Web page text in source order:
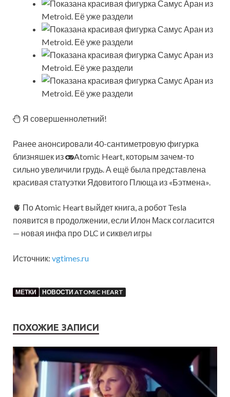
Я совершеннолетний!
Ранее анонсировали 40-сантиметровую фигурка
близняшек из
Atomic Heart, которым зачем-то
сильно увеличили грудь. А ещё была представлена
красивая статуэтки Ядовитого Плюща из «Бэтмена».
🫀 По Atomic Heart выйдет книга, а робот Tesla
появится в продолжении, если Илон Маск согласится
— новая инфа про DLC и сиквел игры
Источник: vgtimes.ru
МЕТКИ НОВОСТИ ATOMIC HEART
ПОХОЖИЕ ЗАПИСИ